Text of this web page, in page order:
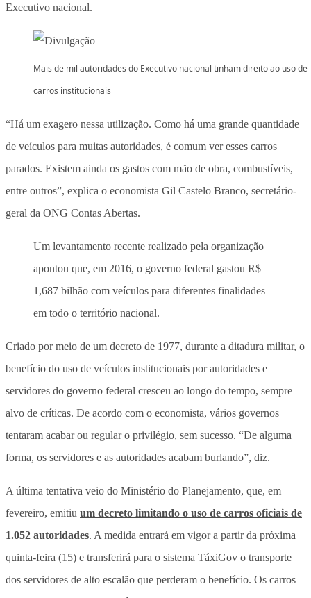
Executivo nacional.
Mais de mil autoridades do Executivo nacional tinham direito ao uso de
carros institucionais
“Há um exagero nessa utilização. Como há uma grande quantidade
de veículos para muitas autoridades, é comum ver esses carros
parados. Existem ainda os gastos com mão de obra, combustíveis,
entre outros”, explica o economista Gil Castelo Branco, secretário-
geral da ONG Contas Abertas.
Um levantamento recente realizado pela organização
apontou que, em 2016, o governo federal gastou R$
1,687 bilhão com veículos para diferentes finalidades
em todo o território nacional.
Criado por meio de um decreto de 1977, durante a ditadura militar, o
benefício do uso de veículos institucionais por autoridades e
servidores do governo federal cresceu ao longo do tempo, sempre
alvo de críticas. De acordo com o economista, vários governos
tentaram acabar ou regular o privilégio, sem sucesso. “De alguma
forma, os servidores e as autoridades acabam burlando”, diz.
A última tentativa veio do Ministério do Planejamento, que, em
fevereiro, emitiu um decreto limitando o uso de carros oficiais de
1.052 autoridades. A medida entrará em vigor a partir da próxima
quinta-feira (15) e transferirá para o sistema TáxiGov o transporte
dos servidores de alto escalão que perderam o benefício. Os carros